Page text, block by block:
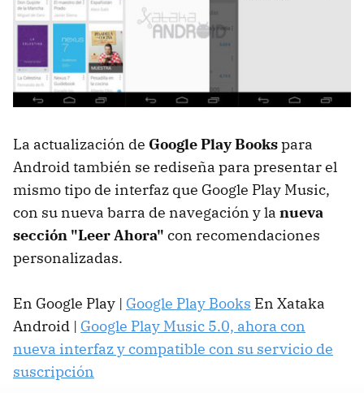
La actualización de Google Play Bookspara
Android también se rediseña para presentar el
mismo tipo de interfaz que Google Play Music,
con su nueva barra de navegación y la nueva
sección "Leer Ahora" con recomendaciones
personalizadas.
En Google Play | Google Play Books En Xataka
Android | Google Play Music 5.0, ahora con
nueva interfaz y compatible con su servicio de
suscripción